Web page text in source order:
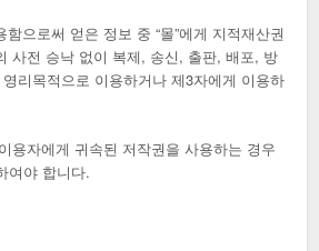
으로써 얻은 정보 중 “몰”에게 지적재산권
사전 승낙 없이 복제, 송신, 출판, 배포, 방
리목적으로 이용하거나 제3자에게 이용하
용자에게 귀속된 저작권을 사용하는 경우
여야 합니다.